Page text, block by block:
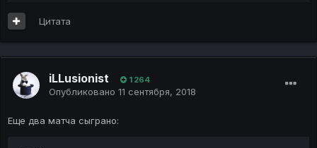
Цитата
iLLusionist 1 264
Опубликовано 11 сентября, 2018
Еще два матча сыграно: